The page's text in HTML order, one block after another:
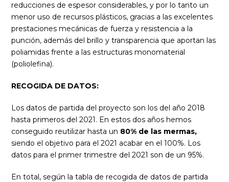
reducciones de espesor considerables, y por lo tanto un
menor uso de recursos plásticos, gracias a las excelentes
prestaciones mecánicas de fuerza y resistencia a la
punción, además del brillo y transparencia que aportan las
poliamidas frente a las estructuras monomaterial
(poliolefina).
RECOGIDA DE DATOS:
Los datos de partida del proyecto son los del año 2018
hasta primeros del 2021. En estos dos años hemos
conseguido reutilizar hasta un 80% de las mermas,
siendo el objetivo para el 2021 acabar en el 100%. Los
datos para el primer trimestre del 2021 son de un 95%.
En total, según la tabla de recogida de datos de partida